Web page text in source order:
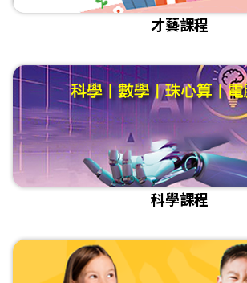
才藝課程
科學課程